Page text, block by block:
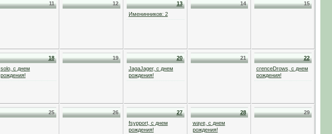
11 12
13
Именинников: 2
14 15
18
solo, с днем
рождения!
19
20
JagaJager, с днем
рождения!
21
22
crenceDrows, с днем
рождения!
25 26
27
fsypport, с днем
рождения!
28
waye, с днем
рождения!
29